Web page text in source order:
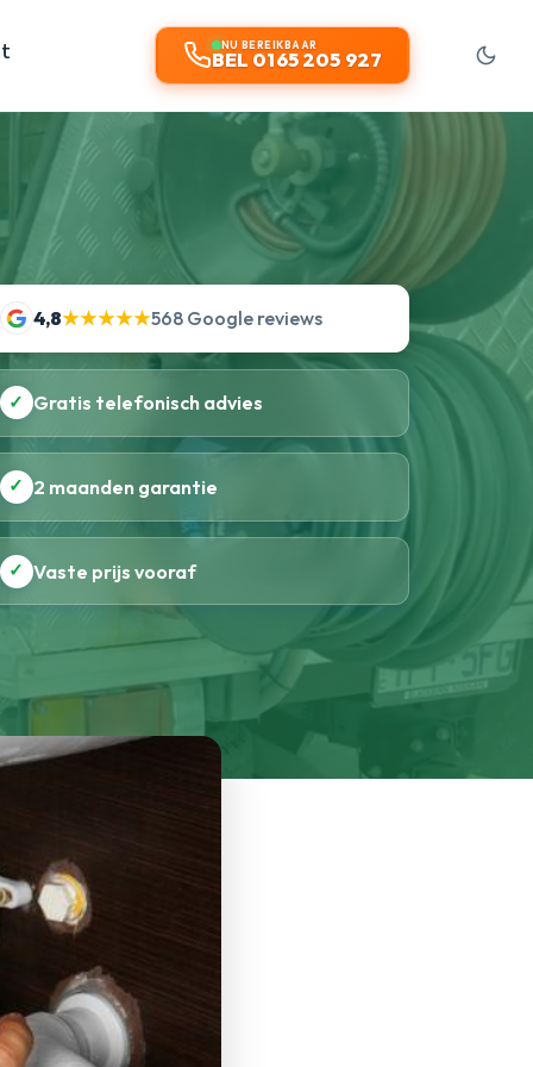
NU BEREIKBAAR
BEL 0165 205 927
4,8★★★★★568 Google reviews
✓ Gratis telefonisch advies
✓ 2 maanden garantie
✓ Vaste prijs vooraf